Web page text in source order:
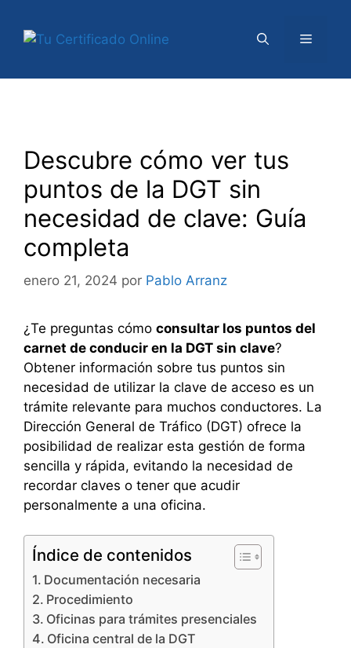
contenido
Menú
Descubre cómo ver tus
puntos de la DGT sin
necesidad de clave: Guía
completa
enero 21, 2024 por Pablo Arranz
¿Te preguntas cómo consultar los puntos del
carnet de conducir en la DGT sin clave?
Obtener información sobre tus puntos sin
necesidad de utilizar la clave de acceso es un
trámite relevante para muchos conductores. La
Dirección General de Tráfico (DGT) ofrece la
posibilidad de realizar esta gestión de forma
sencilla y rápida, evitando la necesidad de
recordar claves o tener que acudir
personalmente a una oficina.
Índice de contenidos
Documentación necesaria
Procedimiento
Oficinas para trámites presenciales
Oficina central de la DGT